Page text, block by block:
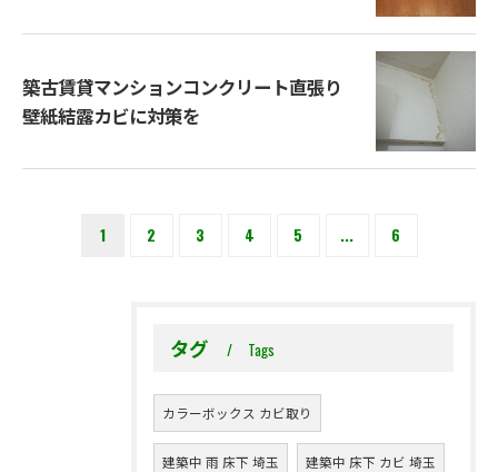
築古賃貸マンションコンクリート直張り
壁紙結露カビに対策を
1 2 3 4 5 ... 6
タグ Tags
カラーボックス カビ取り
建築中 雨 床下 埼玉 建築中 床下 カビ 埼玉